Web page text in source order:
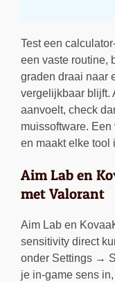
Test een
een vaste routine,
graden draai naar
vergelijkbaar blijft.
aanvoelt, check
muissoftware.
en maakt elke tool
Aim Lab en
met Valorant
Aim Lab en
sensitivity direct
onder Settings →
je in-game sens